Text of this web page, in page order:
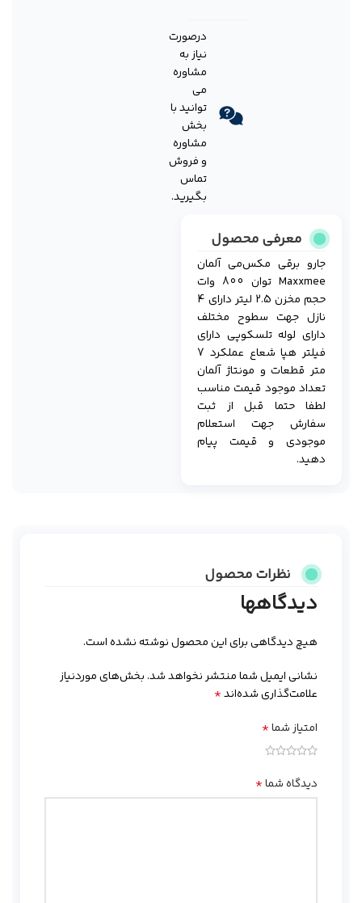
درصورت
نیاز به
مشاوره
می
توانید با
بخش
مشاوره
و فروش
تماس
بگیرید.
معرفی محصول
جارو برقی مکس‌می آلمان
Maxxmee توان 800 وات
حجم مخزن 2.5 لیتر دارای 4
نازل جهت سطوح مختلف
دارای لوله تلسکوپی دارای
فیلتر هپا شعاع عملکرد 7
متر قطعات و مونتاژ آلمان
تعداد موجود قیمت مناسب
لطفا حتما قبل از ثبت
سفارش جهت استعلام
موجودی و قیمت پیام
دهید.
نظرات محصول
دیدگاهها
هیچ دیدگاهی برای این محصول نوشته نشده است.
نشانی ایمیل شما منتشر نخواهد شد.بخش‌های موردنیاز
علامت‌گذاری شده‌اند*
امتیاز شما*
دیدگاه شما*